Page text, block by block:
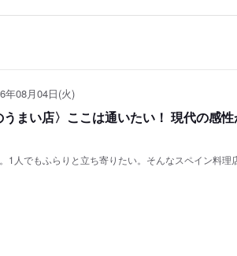
年08月04日(火)
うまい店〉ここは通いたい！ 現代の感
1人でもふらりと立ち寄りたい。そんなスペイン料理